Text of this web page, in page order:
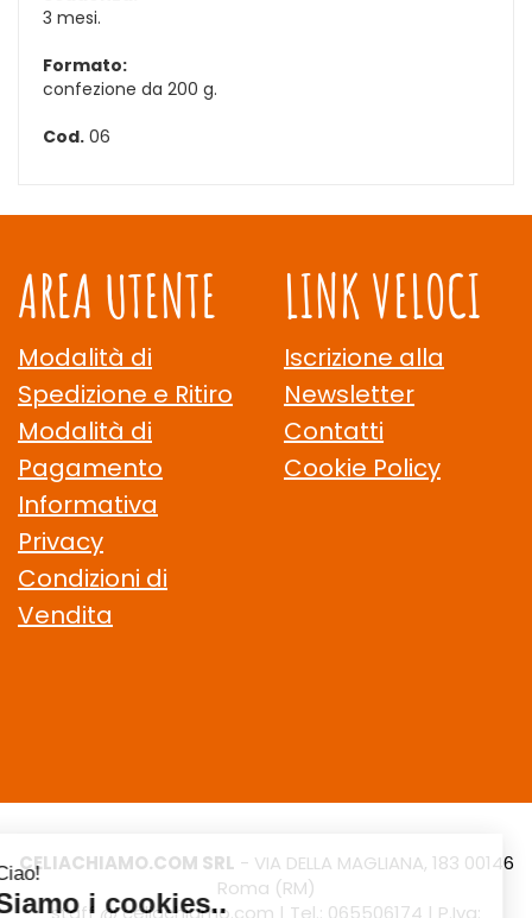
3 mesi.
Formato:
confezione da 200 g.
Cod. 06
AREA UTENTE
Modalità di
Spedizione e Ritiro
Modalità di
Pagamento
Informativa
Privacy
Condizioni di
Vendita
LINK VELOCI
Iscrizione alla
Newsletter
Contatti
Cookie Policy
CELIACHIAMO.COM SRL - VIA DELLA MAGLIANA, 183 00146
Roma (RM)
staff @ celiachiamo.com | Tel.: 065506174 | P.Iva: